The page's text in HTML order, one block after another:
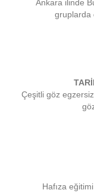
Ankara ilinde
gruplarda
Çeşitli göz
Hafıza